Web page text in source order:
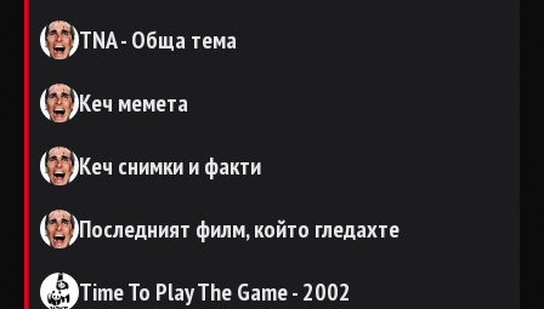
TNA - Обща тема
Кеч мемета
Кеч снимки и факти
Последният филм, който гледахте
Time To Play The Game - 2002